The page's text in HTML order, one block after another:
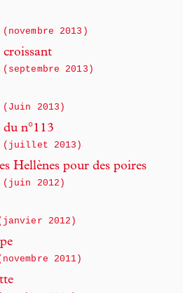
2013)
croissant
2013)
2013)
n°113
(juillet 2013)
Hellènes pour des poires
(juin 2012)
2012)
2011)